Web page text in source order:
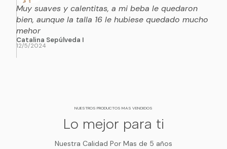
Muy suaves y calentitas, a mi beba le quedaron
bien, aunque la talla 16 le hubiese quedado mucho
mehor
Catalina Sepúlveda I
12/5/2024
NUESTROS PRODUCTOS MAS VENDIDOS
Lo mejor para ti
Nuestra Calidad Por Mas de 5 años